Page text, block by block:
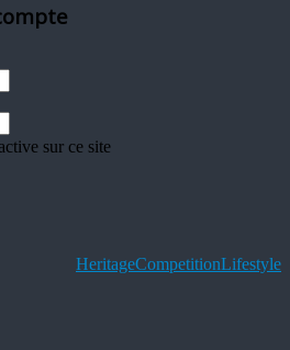
sur ce site
HeritageCompetitionLifestyle